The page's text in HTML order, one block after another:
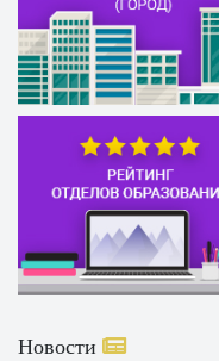
Новости